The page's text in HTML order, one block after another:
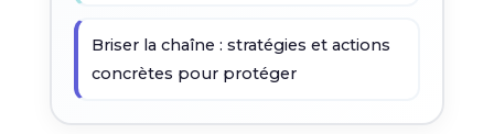
Briser la chaîne : stratégies et actions
concrètes pour protéger